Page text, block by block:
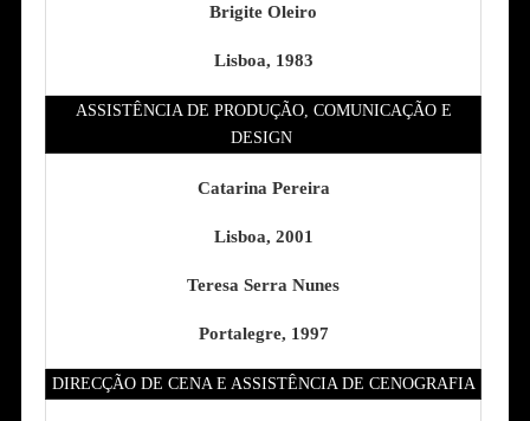
Brigite Oleiro
Lisboa, 1983
ASSISTÊNCIA DE PRODUÇÃO, COMUNICAÇÃO E
DESIGN
Catarina Pereira
Lisboa, 2001
Teresa Serra Nunes
Portalegre, 1997
DIRECÇÃO DE CENA E ASSISTÊNCIA DE CENOGRAFIA